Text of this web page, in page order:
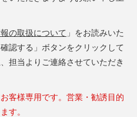
の取扱について 」をお読みいた
認する」ボタンをクリックして
担当よりご連絡させていただき
客様専用です。営業・勧誘目的
す。